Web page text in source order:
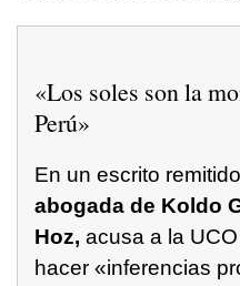
«Los soles son la
Perú»
En un escrito
abogada de Koldo
Hoz, acusa a la
hacer «inferencias